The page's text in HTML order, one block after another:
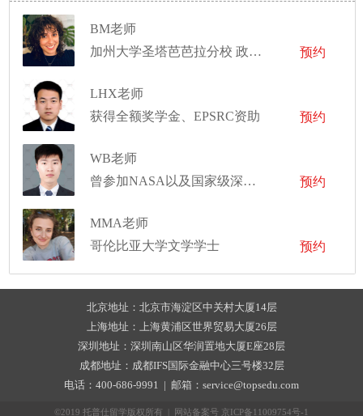
BM老师
加州大学圣塔芭芭拉分校 政治学 博士学位
预约
LHX老师
获得全额奖学金、EPSRC资助
预约
WB老师
曾参加NASA以及国家级深空项目的研究
预约
MMA老师
哥伦比亚大学文学学士
预约
北京地址：北京市海淀区中关村大厦14层
上海地址：上海黄浦区世界贸易大厦26层
深圳地址：深圳南山区华润置地大厦E座28层
成都地址：成都IFS国际金融中心三号楼32层
电话：400-686-9991 | 邮箱：service@topsedu.com
©2019 托普仕留学版权所有 | 网站备案号 京ICP备11009754号-1